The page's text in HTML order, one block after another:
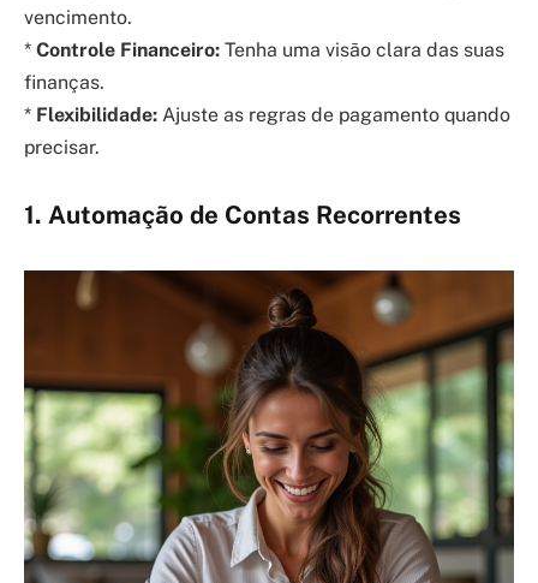
vencimento.
* Controle Financeiro: Tenha uma visão clara das suas
finanças.
* Flexibilidade: Ajuste as regras de pagamento quando
precisar.
1. Automação de Contas Recorrentes